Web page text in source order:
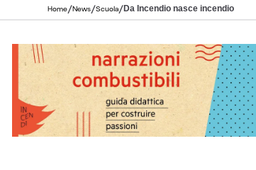
Home/News/Scuola/Da Incendio nasce incendio